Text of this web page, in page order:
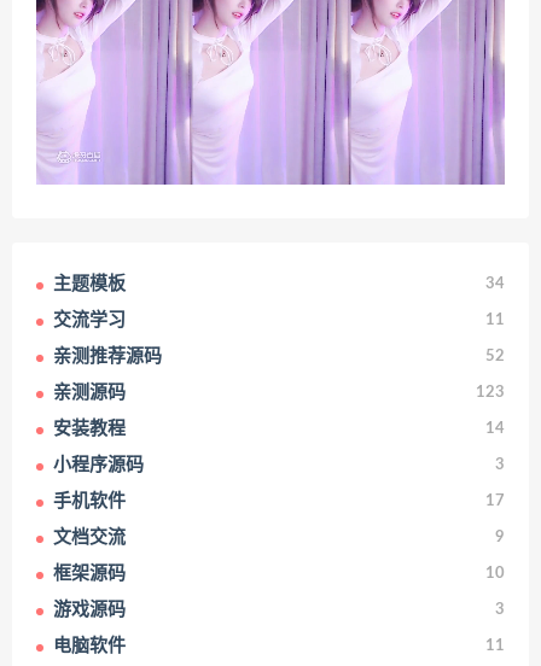
主题模板 34
交流学习 11
亲测推荐源码 52
亲测源码 123
安装教程 14
小程序源码 3
手机软件 17
文档交流 9
框架源码 10
游戏源码 3
电脑软件 11